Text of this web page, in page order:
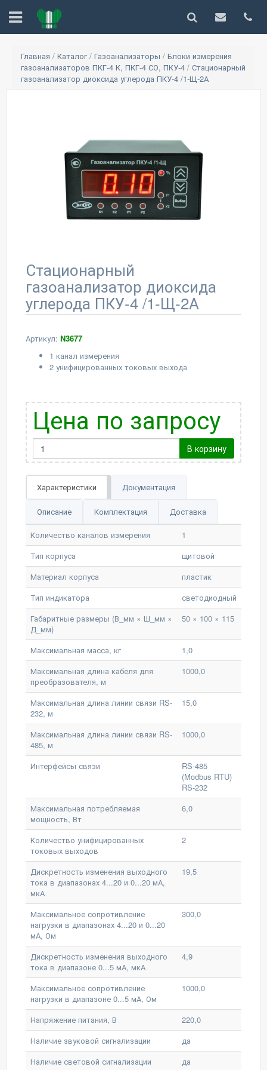
Главная / Каталог/ Газоанализаторы / Блоки измерения
газоанализаторов ПКГ-4 К, ПКГ-4 СО, ПКУ-4 / Стационарный
газоанализатор диоксида углерода ПКУ-4 /1-Щ-2А
Стационарный
газоанализатор диоксида
углерода ПКУ-4 /1-Щ-2А
Артикул: N3677
1 канал измерения
2 унифицированных токовых выхода
Цена по запросу
В корзину
Характеристики Документация
Описание Комплектация Доставка
Количество каналов измерения
1
Тип корпуса
щитовой
Материал корпуса
пластик
Тип индикатора
светодиодный
Габаритные размеры (В_мм × Ш_мм ×
Д_мм)
50 × 100 × 115
Максимальная масса, кг
1,0
Максимальная длина кабеля для
преобразователя, м
1000,0
Максимальная длина линии связи RS-
232, м
15,0
Максимальная длина линии связи RS-
485, м
1000,0
Интерфейсы связи
RS-485
(Modbus RTU)
RS-232
Максимальная потребляемая
мощность, Вт
6,0
Количество унифицированных
токовых выходов
2
Дискретность изменения выходного
тока в диапазонах 4...20 и 0...20 мА,
мкА
19,5
Максимальное сопротивление
нагрузки в диапазонах 4...20 и 0...20
мА, Ом
300,0
Дискретность изменения выходного
тока в диапазоне 0...5 мА, мкА
4,9
Максимальное сопротивление
нагрузки в диапазоне 0...5 мА, Ом
1000,0
Напряжение питания, В
220,0
Наличие звуковой сигнализации
да
Наличие световой сигнализации
да